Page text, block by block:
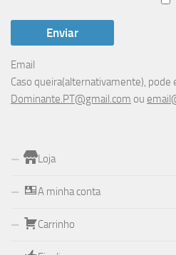
Email
Caso queira(alternativamente), pode
Dominante.PT@gmail.com ou
Loja
A minha conta
Carrinho